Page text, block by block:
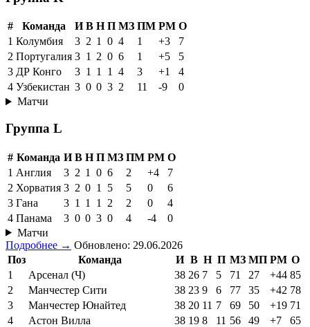
# Команда И В Н П МЗ ПМ РМ О
1 Колумбия 3 2 1 0 4 1 +3
7
2 Португалия 3 1 2 0 6 1 +5
5
3 ДР Конго 3 1 1 1 4 3 +1
4
4 Узбекистан 3 0 0 3 2 11 -9
0
Матчи
Группа L
# Команда И В Н П МЗ ПМ РМ О
1 Англия 3 2 1 0 6 2 +4
7
2 Хорватия 3 2 0 1 5 5 0
6
3 Гана 3 1 1 1 2 2 0
4
4 Панама 3 0 0 3 0 4 -4
0
Матчи
Подробнее → Обновлено: 29.06.2026
Поз
Команда И В Н П МЗ МП РМ О
1
Арсенал (Ч) 38 26 7 5 71 27 +44 85
2
Манчестер Сити 38 23 9 6 77 35 +42 78
3
Манчестер Юнайтед 38 20 11 7 69 50 +19 71
4
Астон Вилла 38 19 8 11 56 49 +7
65